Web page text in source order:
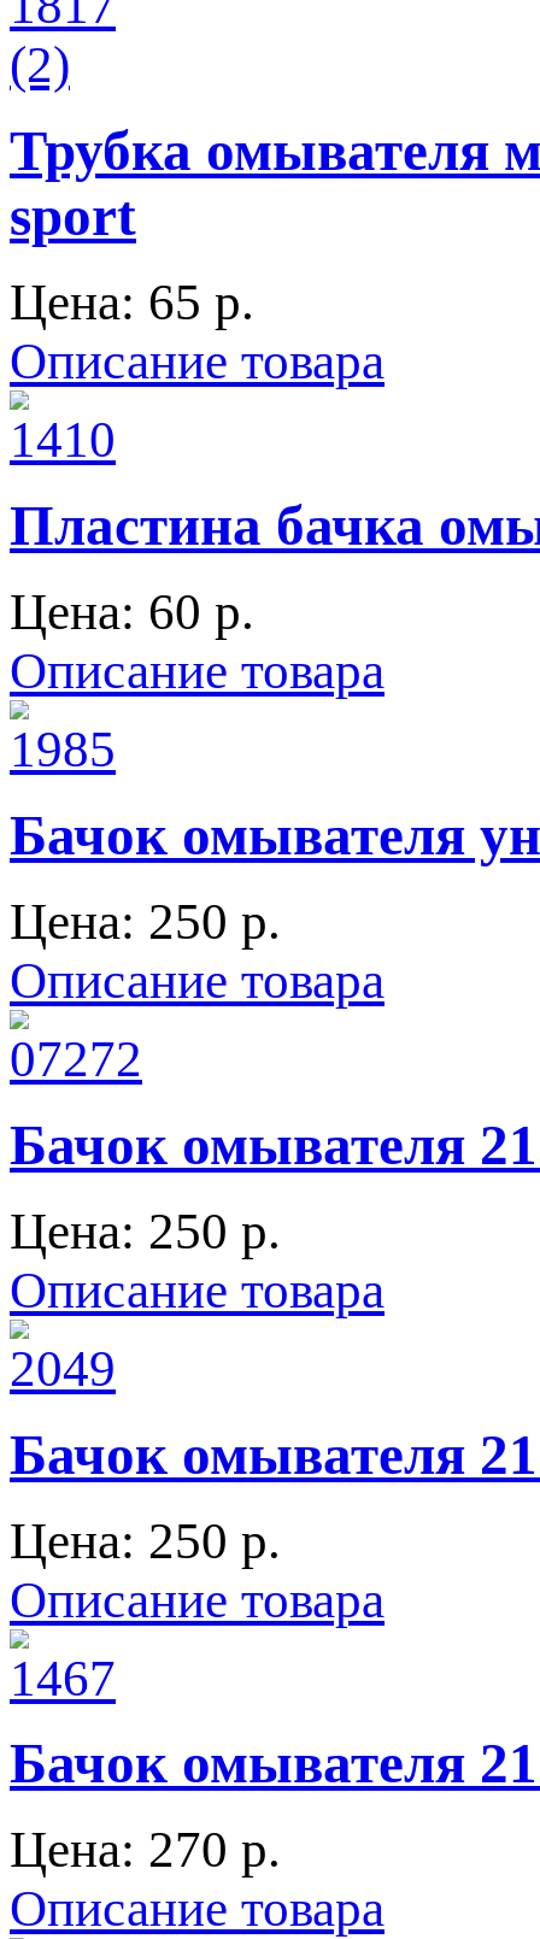
Трубка омывателя
sport
Цена: 65 p.
Описание товара
Пластина бачка
Цена: 60 p.
Описание товара
Бачок омывателя
Цена: 250 p.
Описание товара
Бачок омывателя
Цена: 250 p.
Описание товара
Бачок омывателя
Цена: 250 p.
Описание товара
Бачок омывателя
Цена: 270 p.
Описание товара